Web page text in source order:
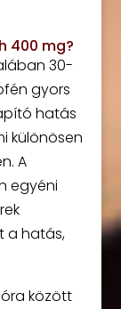
400 mg?
30-
gyors
hatás
különösen
A
egyéni
a hatás,
között